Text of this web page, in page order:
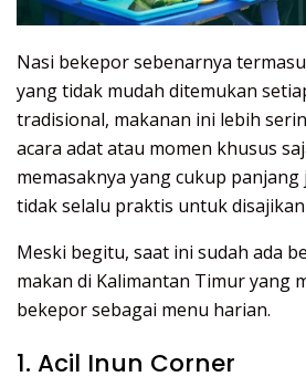
Nasi bekepor sebenarnya
yang tidak mudah ditemukan
tradisional, makanan ini lebih
acara adat atau momen khusus
memasaknya yang cukup
tidak selalu praktis untuk
Meski begitu, saat ini sudah ada
makan di Kalimantan Timur yang
bekepor sebagai menu harian.
1. Acil Inun Corner